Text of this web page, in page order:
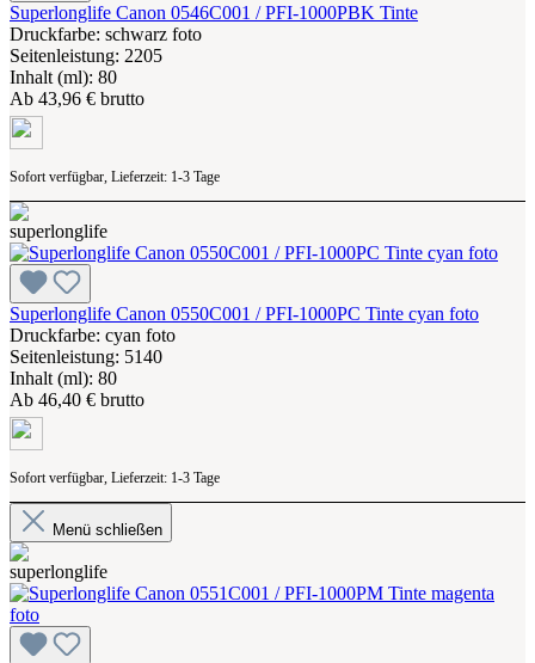
Superlonglife Canon 0546C001 / PFI-1000PBK Tinte
Druckfarbe: schwarz foto
Seitenleistung: 2205
Inhalt (ml): 80
Ab 43,96 € brutto
Sofort verfügbar, Lieferzeit: 1-3 Tage
Superlonglife Canon 0550C001 / PFI-1000PC Tinte cyan foto
Druckfarbe: cyan foto
Seitenleistung: 5140
Inhalt (ml): 80
Ab 46,40 € brutto
Sofort verfügbar, Lieferzeit: 1-3 Tage
Menü schließen